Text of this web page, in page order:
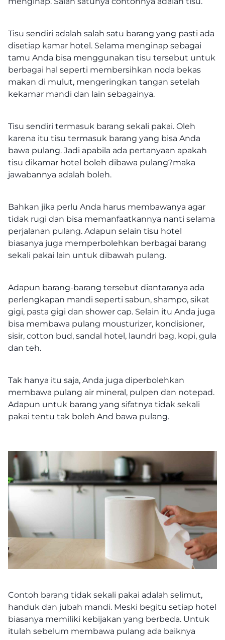
Tisu sendiri adalah salah satu barang yang pasti ada
disetiap kamar hotel. Selama menginap sebagai
tamu Anda bisa menggunakan tisu tersebut untuk
berbagai hal seperti membersihkan noda bekas
makan di mulut, mengeringkan tangan setelah
kekamar mandi dan lain sebagainya.
Tisu sendiri termasuk barang sekali pakai. Oleh
karena itu tisu termasuk barang yang bisa Anda
bawa pulang. Jadi apabila ada pertanyaan apakah
tisu dikamar hotel boleh dibawa pulang?maka
jawabannya adalah boleh.
Bahkan jika perlu Anda harus membawanya agar
tidak rugi dan bisa memanfaatkannya nanti selama
perjalanan pulang. Adapun selain tisu hotel
biasanya juga memperbolehkan berbagai barang
sekali pakai lain untuk dibawah pulang.
Adapun barang-barang tersebut diantaranya ada
perlengkapan mandi seperti sabun, shampo, sikat
gigi, pasta gigi dan shower cap. Selain itu Anda juga
bisa membawa pulang mousturizer, kondisioner,
sisir, cotton bud, sandal hotel, laundri bag, kopi, gula
dan teh.
Tak hanya itu saja, Anda juga diperbolehkan
membawa pulang air mineral, pulpen dan notepad.
Adapun untuk barang yang sifatnya tidak sekali
pakai tentu tak boleh And bawa pulang.
Contoh barang tidak sekali pakai adalah selimut,
handuk dan jubah mandi. Meski begitu setiap hotel
biasanya memiliki kebijakan yang berbeda. Untuk
itulah sebelum membawa pulang ada baiknya